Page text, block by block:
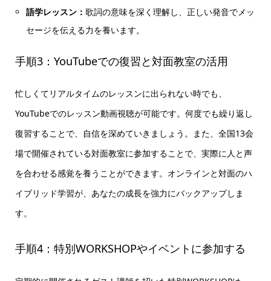
語学レッスン：歌詞の意味を深く理解し、正しい発音でメッ
セージを伝える力を養います。
手順3：YouTubeでの復習と対面教室の活用
忙しくてリアルタイムのレッスンに出られない時でも、
YouTubeでのレッスン動画視聴が可能です。何度でも繰り返し
復習することで、自信を深めていきましょう。また、全国13会
場で開催されている対面教室に参加することで、実際に人と声
を合わせる感覚を養うことができます。オンラインと対面のハ
イブリッド学習が、あなたの成長を強力にバックアップしま
す。
手順4：特別WORKSHOPやイベントに参加する